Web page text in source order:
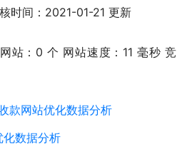
时间：2021-01-21 更新
站：0 个 网站速度：11 毫秒 竞
款网站优化数据分析
化数据分析